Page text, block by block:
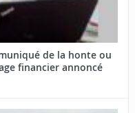
de la honte ou
financier annoncé